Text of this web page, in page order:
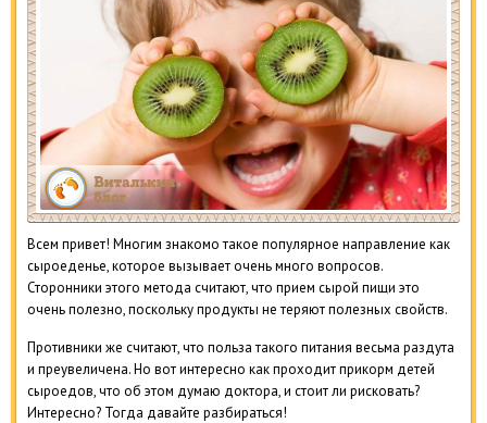
Всем привет! Многим знакомо такое популярное направление как
сыроеденье, которое вызывает очень много вопросов.
Сторонники этого метода считают, что прием сырой пищи это
очень полезно, поскольку продукты не теряют полезных свойств.
Противники же считают, что польза такого питания весьма раздута
и преувеличена. Но вот интересно как проходит прикорм детей
сыроедов, что об этом думаю доктора, и стоит ли рисковать?
Интересно? Тогда давайте разбираться!